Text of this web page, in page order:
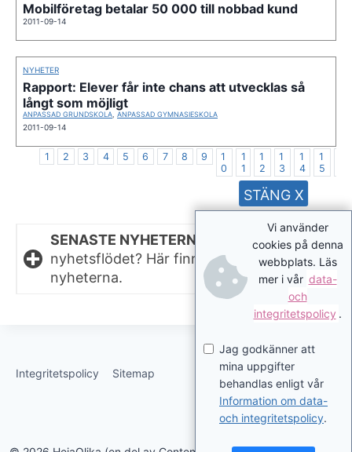
Mobilföretag betalar 50 000 till nobbad kund
2011-09-14
NYHETER
Rapport: Elever får inte chans att utvecklas så
långt som möjligt
ANPASSAD GRUNDSKOLA ANPASSAD GYMNASIESKOLA
2011-09-14
1 2 3 4 5 6 7 8 9
1
0
1
1
1
2
1
3
1
4
1
5
SENASTE NYHETERNA.
Missat något i
nyhetsflödet? Här finns de senaste
nyheterna.
Integritetspolicy Sitemap
Vi använder
cookies på denna
webbplats. Läs
mer i vår data-
och
integritetspolicy .
Jag godkänner att
mina uppgifter
behandlas enligt vår
Information om data-
och integritetspolicy.
STÄNG X